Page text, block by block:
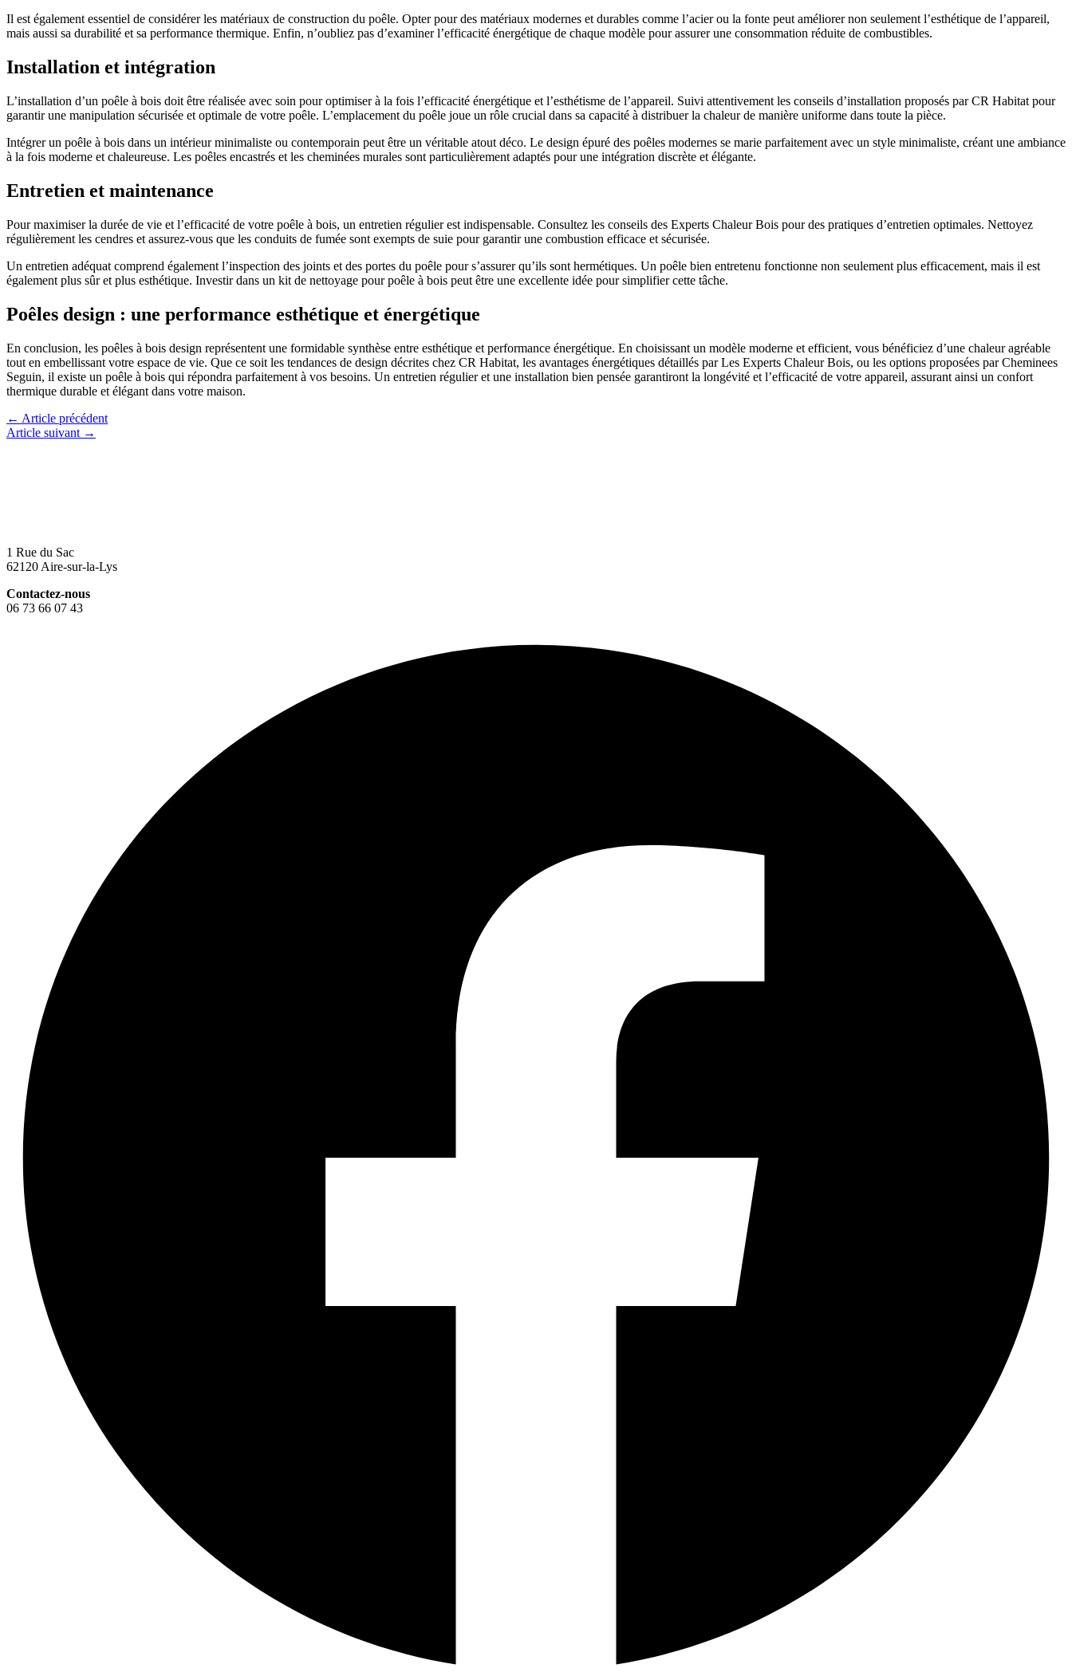
Il est également essentiel de considérer les matériaux de construction du poêle. Opter pour des matériaux modernes et durables comme l’acier ou la fonte peut améliorer non seulement l’esthétique de l’appareil,
mais aussi sa durabilité et sa performance thermique. Enfin, n’oubliez pas d’examiner l’efficacité énergétique de chaque modèle pour assurer une consommation réduite de combustibles.
Installation et intégration
L’installation d’un poêle à bois doit être réalisée avec soin pour optimiser à la fois l’efficacité énergétique et l’esthétisme de l’appareil. Suivi attentivement les conseils d’installation proposés par CR Habitat pour
garantir une manipulation sécurisée et optimale de votre poêle. L’emplacement du poêle joue un rôle crucial dans sa capacité à distribuer la chaleur de manière uniforme dans toute la pièce.
Intégrer un poêle à bois dans un intérieur minimaliste ou contemporain peut être un véritable atout déco. Le design épuré des poêles modernes se marie parfaitement avec un style minimaliste, créant une ambiance
à la fois moderne et chaleureuse. Les poêles encastrés et les cheminées murales sont particulièrement adaptés pour une intégration discrète et élégante.
Entretien et maintenance
Pour maximiser la durée de vie et l’efficacité de votre poêle à bois, un entretien régulier est indispensable. Consultez les conseils des Experts Chaleur Bois pour des pratiques d’entretien optimales. Nettoyez
régulièrement les cendres et assurez-vous que les conduits de fumée sont exempts de suie pour garantir une combustion efficace et sécurisée.
Un entretien adéquat comprend également l’inspection des joints et des portes du poêle pour s’assurer qu’ils sont hermétiques. Un poêle bien entretenu fonctionne non seulement plus efficacement, mais il est
également plus sûr et plus esthétique. Investir dans un kit de nettoyage pour poêle à bois peut être une excellente idée pour simplifier cette tâche.
Poêles design : une performance esthétique et énergétique
En conclusion, les poêles à bois design représentent une formidable synthèse entre esthétique et performance énergétique. En choisissant un modèle moderne et efficient, vous bénéficiez d’une chaleur agréable
tout en embellissant votre espace de vie. Que ce soit les tendances de design décrites chez CR Habitat, les avantages énergétiques détaillés par Les Experts Chaleur Bois, ou les options proposées par Cheminees
Seguin, il existe un poêle à bois qui répondra parfaitement à vos besoins. Un entretien régulier et une installation bien pensée garantiront la longévité et l’efficacité de votre appareil, assurant ainsi un confort
thermique durable et élégant dans votre maison.
← Article précédent
Article suivant →
1 Rue du Sac
62120 Aire-sur-la-Lys
Contactez-nous
06 73 66 07 43